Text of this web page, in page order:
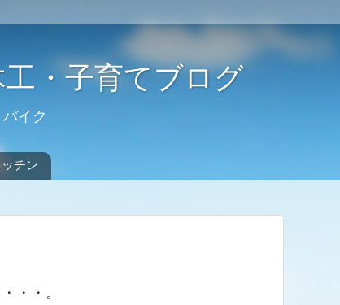
・子育てブログ
イク
チン
・・。